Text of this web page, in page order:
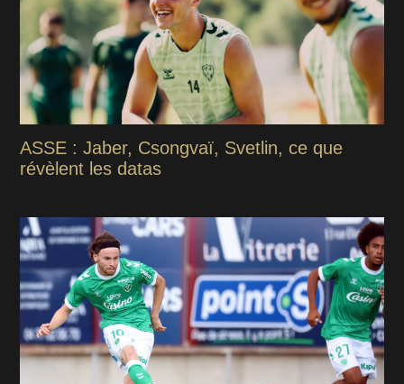
ASSE : Jaber, Csongvaï, Svetlin, ce que
révèlent les datas